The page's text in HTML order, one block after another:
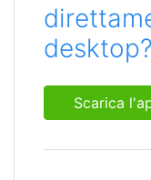
desktop?
Scarica